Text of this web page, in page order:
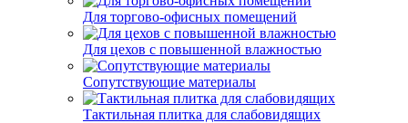
Для торгово-офисных помещений
Для цехов с повышенной влажностью
Сопутствующие материалы
Тактильная плитка для слабовидящих